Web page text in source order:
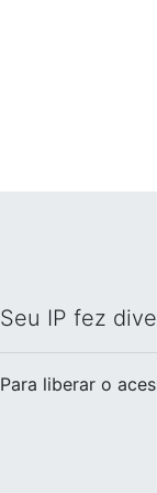
Seu IP fez
Para liberar o